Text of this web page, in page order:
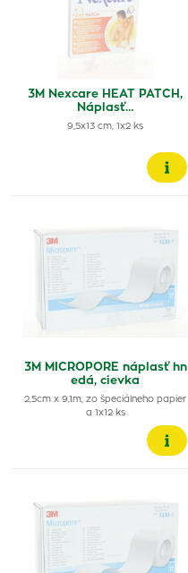
3M Nexcare HEAT PATCH,
Náplasť…
9,5x13 cm, 1x2 ks
3M MICROPORE náplasť hn
edá, cievka
2,5cm x 9,1m, zo špeciálneho papier
a 1x12 ks